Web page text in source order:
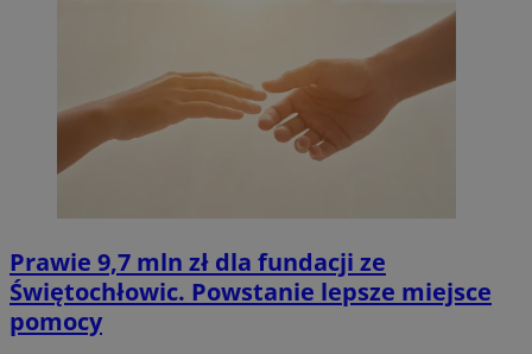
Prawie 9,7 mln zł dla fundacji ze
Świętochłowic. Powstanie lepsze miejsce
pomocy